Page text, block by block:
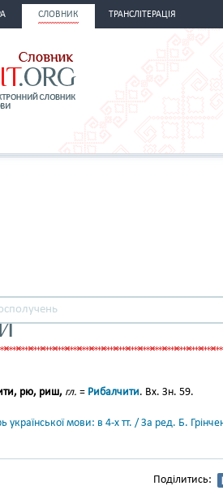
СЛОВНИК ТРАНСЛІТЕРАЦІЯ
рю, риш, гл. = Рибалчити. Вх. Зн. 59.
української мови: в 4-х тт. / За ред. Б.
Поділитись: